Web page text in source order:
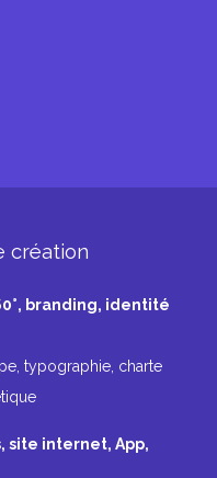
création
branding, identité
typographie, charte
site internet, App,